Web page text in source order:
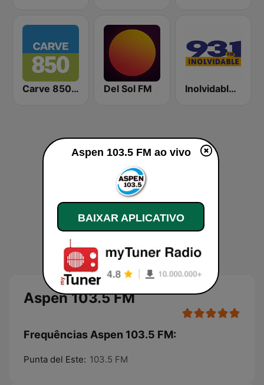
Carve 850 AM Del Sol FM Inolvidable 93.1 FM
Aspen 103.5 FM
Frequências Aspen 103.5 FM:
Punta del Este: 103.5 FM
Aspen 103.5 FM ao vivo
BAIXAR APLICATIVO